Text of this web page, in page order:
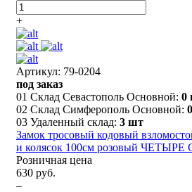
+
Артикул: 79-0204
под заказ
01 Склад Севастополь Основной: 0
02 Склад Симферополь Основной:
03 Удаленный склад: 3 шт
Замок тросовый кодовый
и колясок 100см розовый
Розничная цена
630 руб.
–